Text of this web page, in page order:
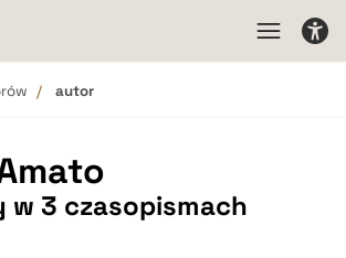
autor
w 3 czasopismach